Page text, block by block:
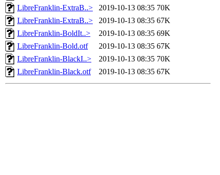
LibreFranklin-ExtraB..>
2019-10-13 08:35 70K
LibreFranklin-ExtraB..>
2019-10-13 08:35 67K
LibreFranklin-BoldIt..>
2019-10-13 08:35 69K
LibreFranklin-Bold.otf
2019-10-13 08:35 67K
LibreFranklin-BlackI..>
2019-10-13 08:35 70K
LibreFranklin-Black.otf
2019-10-13 08:35 67K